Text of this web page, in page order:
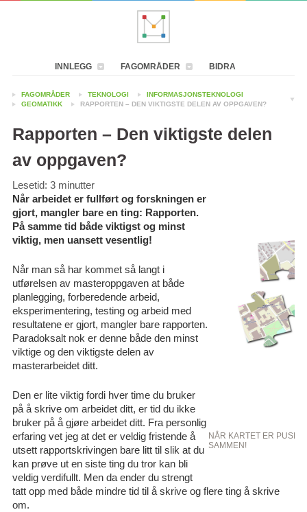
INNLEGG FAGOMRÅDER BIDRA
FAGOMRÅDER TEKNOLOGI
INFORMASJONSTEKNOLOGI
GEOMATIKK
RAPPORTEN – DEN VIKTIGSTE DELEN AV OPPGAVEN?
Rapporten – Den viktigste delen
av oppgaven?
Lesetid: 3 minutter
NÅR KARTET ER
SAMMEN!
Når arbeidet er fullført og forskningen er
gjort, mangler bare en ting: Rapporten.
På samme tid både viktigst og minst
viktig, men uansett vesentlig!
Når man så har kommet så langt i
utførelsen av masteroppgaven at både
planlegging, forberedende arbeid,
eksperimentering, testing og arbeid med
resultatene er gjort, mangler bare rapporten.
Paradoksalt nok er denne både den minst
viktige og den viktigste delen av
masterarbeidet ditt.
Den er lite viktig fordi hver time du bruker
på å skrive om arbeidet ditt, er tid du ikke
bruker på å gjøre arbeidet ditt. Fra personlig
erfaring vet jeg at det er veldig fristende å
utsett rapportskrivingen bare litt til slik at du
kan prøve ut en siste ting du tror kan bli
veldig verdifullt. Men da ender du strengt
tatt opp med både mindre tid til å skrive og flere ting å skrive
om.